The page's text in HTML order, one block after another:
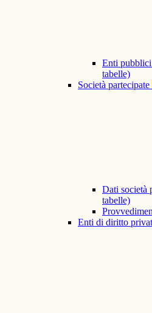
Enti
tabelle)
Società partecipate
Dati società
tabelle)
Enti di diritto